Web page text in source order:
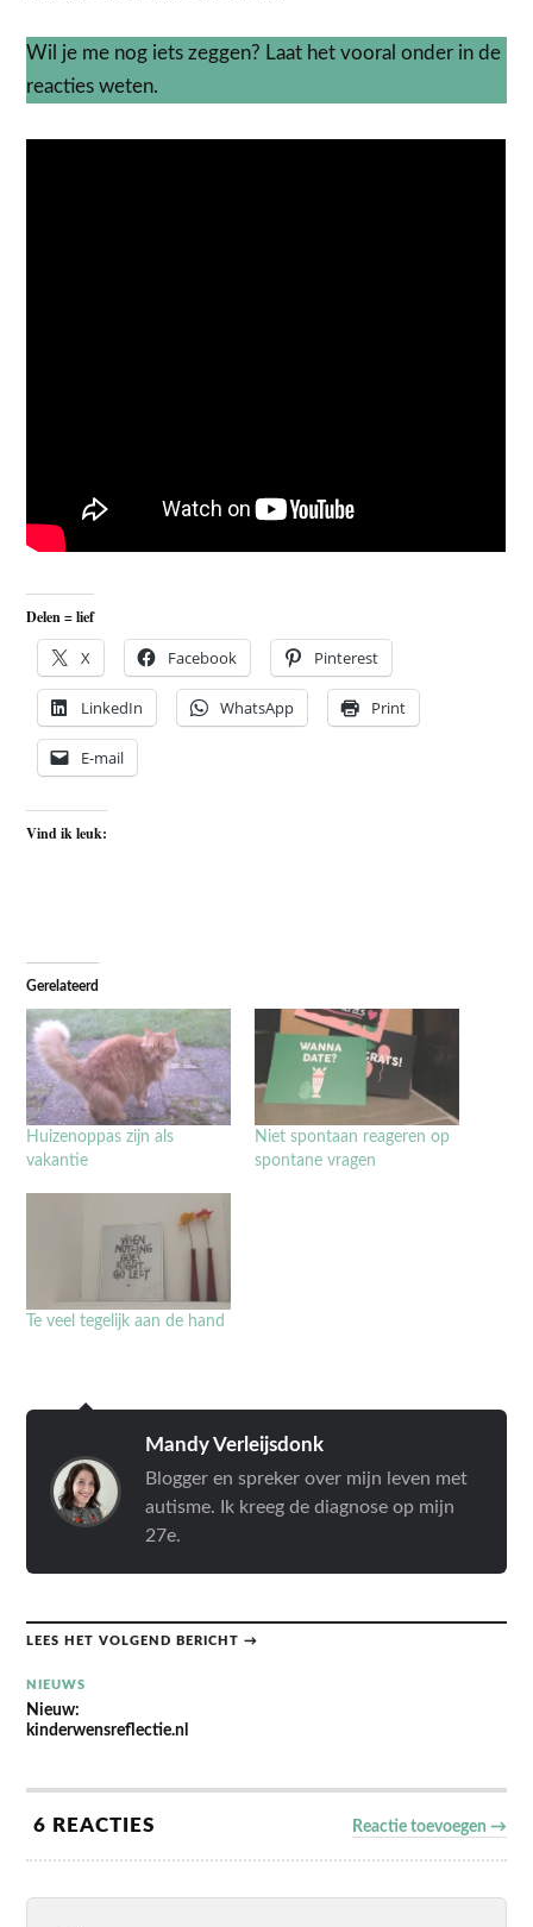
Wil je me nog iets zeggen? Laat het vooral onder in de
reacties weten.
Delen = lief
X Facebook Pinterest
LinkedIn WhatsApp Print
E-mail
Vind ik leuk:
Gerelateerd
Huizenoppas zijn als
vakantie
Niet spontaan reageren op
spontane vragen
Te veel tegelijk aan de hand
Mandy Verleijsdonk
Blogger en spreker over mijn leven met
autisme. Ik kreeg de diagnose op mijn
27e.
LEES HET VOLGEND BERICHT →
NIEUWS
Nieuw:
kinderwensreflectie.nl
6 REACTIES Reactie toevoegen →